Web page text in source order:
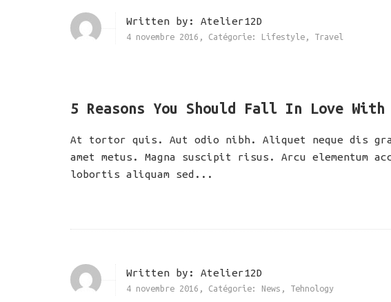
Written by: Atelier12D
4 novembre 2016 , Catégorie: Lifestyle , Travel
5 Reasons You Should Fall In Love With
At tortor quis. Aut odio nibh. Aliquet neque dis
amet metus. Magna suscipit risus. Arcu elementum
lobortis aliquam sed...
Written by: Atelier12D
4 novembre 2016 , Catégorie: News , Tehnology